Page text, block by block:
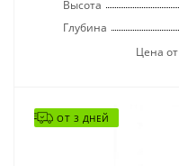
Высота
Глубина
Цена от
ОТ 3 ДНЕЙ